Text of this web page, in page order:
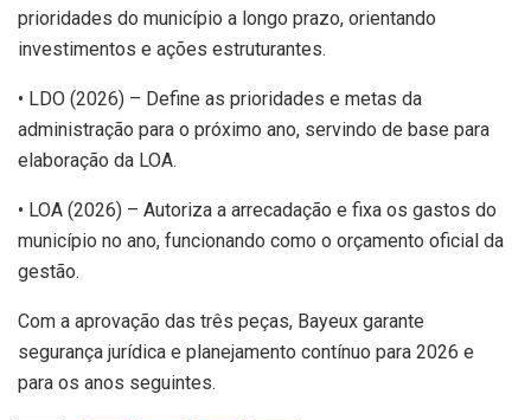
prioridades do município a longo prazo, orientando
investimentos e ações estruturantes.
• LDO (2026) – Define as prioridades e metas da
administração para o próximo ano, servindo de base para
elaboração da LOA.
• LOA (2026) – Autoriza a arrecadação e fixa os gastos do
município no ano, funcionando como o orçamento oficial da
gestão.
Com a aprovação das três peças, Bayeux garante
segurança jurídica e planejamento contínuo para 2026 e
para os anos seguintes.